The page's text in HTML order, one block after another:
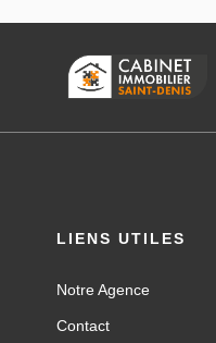
LIENS UTILES
Notre Agence
Contact